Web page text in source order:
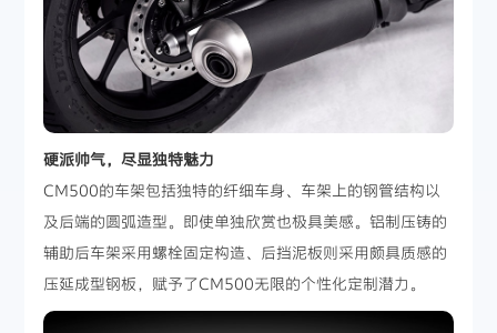
硬派帅气，尽显独特魅力
CM500的车架包括独特的纤细车身、车架上的钢管结构以
及后端的圆弧造型。即使单独欣赏也极具美感。铝制压铸的
辅助后车架采用螺栓固定构造、后挡泥板则采用颇具质感的
压延成型钢板，赋予了CM500无限的个性化定制潜力。